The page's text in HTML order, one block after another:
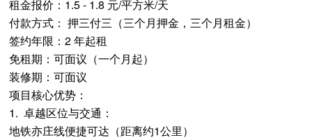
租金报价：1.5 - 1.8 元/平方米/天
付款方式： 押三付三（三个月押金，三个月租金）
签约年限：2 年起租
免租期：可面议（一个月起）
装修期：可面议
项目核心优势：
1. 卓越区位与交通：
地铁亦庄线便捷可达（距离约1公里）